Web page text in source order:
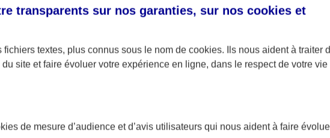
transparents sur nos garanties, sur nos cookies et
textes, plus connus sous le nom de cookies. Ils nous aident à traiter
site et faire évoluer votre expérience en ligne, dans le respect de votre vie
de mesure d’audience et d’avis utilisateurs qui nous aident à faire